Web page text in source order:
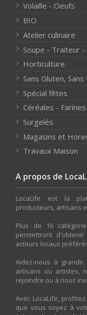
Volaille - Oeufs
BIO
Atelier culinaire
Soupe - Traiteur -
Horticulture
Sans Gluten,
Spécial fêtes
Céréales - Farines
Surgelés
Magasins et
Travaux Maison
A propos de
LocaLife est la
producteurs, artisans
Plus de 16
permettront
acteurs locaux
Aidez-nous à
artisans ou artistes,
rejoindre ou à nous
Avec LocaLife,
que vous soyez à